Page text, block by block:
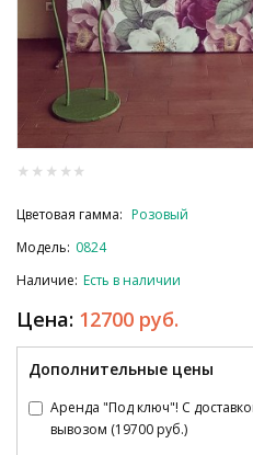
Цветовая гамма: Розовый
Модель: 0824
Наличие: Есть в наличии
Цена: 12700 руб.
Дополнительные цены
Аренда "Под ключ"! С
вывозом (19700 руб.)